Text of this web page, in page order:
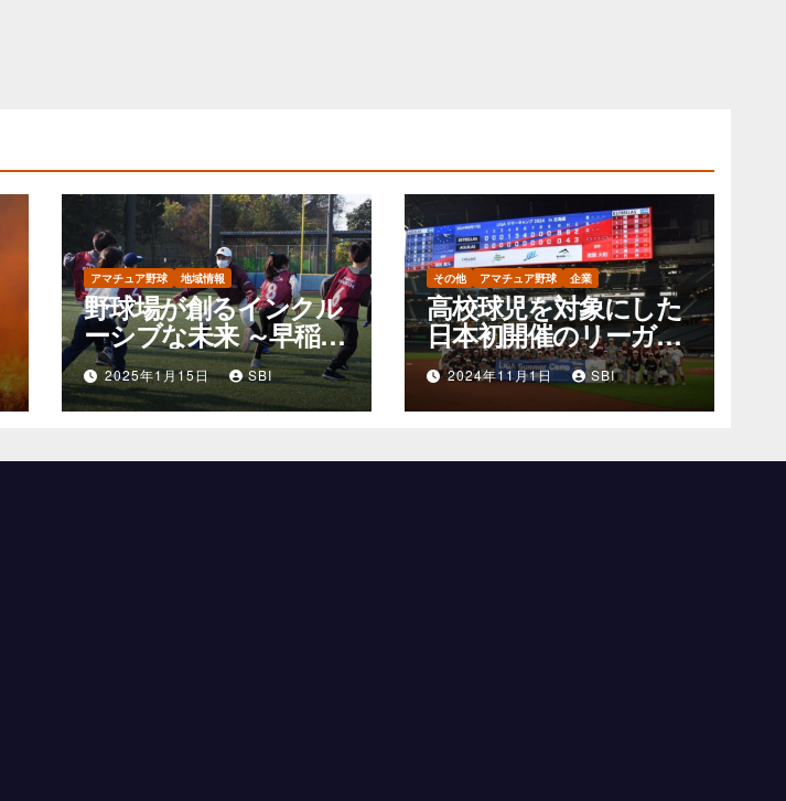
アマチュア野球 地域情報
野球場が創るインクル
ーシブな未来 ～早稲田
大学OB会の挑戦～
2025年1月15日 SBI
その他 アマチュア野球 企業
高校球児を対象にした
日本初開催のリーガ・
サマーキャンプの可能
性2024年11月1日 SBI